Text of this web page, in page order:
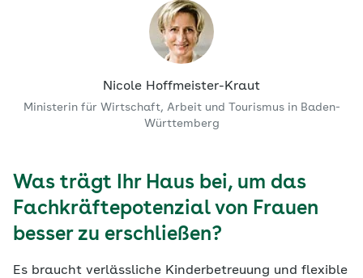
Nicole Hoffmeister-Kraut
Ministerin für Wirtschaft, Arbeit und Tourismus in Baden-
Württemberg
Was trägt Ihr Haus bei, um das
Fachkräftepotenzial von Frauen
besser zu erschließen?
Es braucht verlässliche Kinderbetreuung und flexible